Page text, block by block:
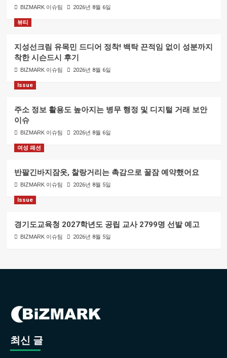
BIZMARK 이슈팀 2026년 8월 6일
뷰티
지성선크림 유목민 드디어 정착! 백탁 끈적임 없이 성분까지
착한 시슨드시 후기
BIZMARK 이슈팀 2026년 8월 6일
Issue
주소 정보 활용도 높아지는 병무 행정 및 디지털 거래 보안
이슈
BIZMARK 이슈팀 2026년 8월 6일
여성 패션
반팔긴바지잠옷, 찰랑거리는 촉감으로 꿀잠 예약했어요
BIZMARK 이슈팀 2026년 8월 5일
Issue
경기도교육청 2027학년도 공립 교사 2799명 선발 예고
BIZMARK 이슈팀 2026년 8월 5일
최신 글